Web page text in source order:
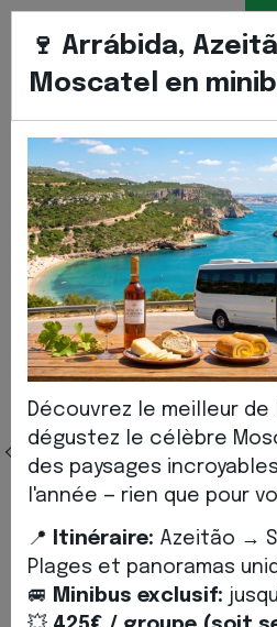
Commencer Flotte
Mercedes
Van 4-8
🍷 Arrábida,
Moscatel en
Découvrez le meilleur de
dégustez le célèbre
des paysages
l'année — rien que pour
📍 Itinéraire: Azeitão →
Plages et panoramas
🚐
Minibus exclusif: